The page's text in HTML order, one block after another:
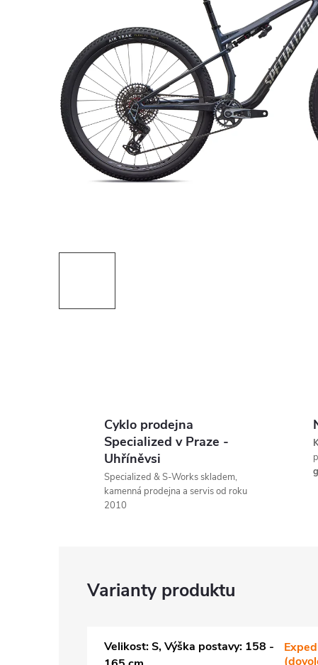
Cyklo prodejna
Specialized v Praze -
Uhříněvsi
Specialized & S-Works skladem,
kamenná prodejna a servis od roku
2010
Velikost: S, Výška postavy: 158 -